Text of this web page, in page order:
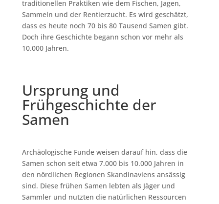
traditionellen Praktiken wie dem Fischen, Jagen,
Sammeln und der Rentierzucht. Es wird geschätzt,
dass es heute noch 70 bis 80 Tausend Samen gibt.
Doch ihre Geschichte begann schon vor mehr als
10.000 Jahren.
Ursprung und
Frühgeschichte der
Samen
Archäologische Funde weisen darauf hin, dass die
Samen schon seit etwa 7.000 bis 10.000 Jahren in
den nördlichen Regionen Skandinaviens ansässig
sind. Diese frühen Samen lebten als Jäger und
Sammler und nutzten die natürlichen Ressourcen